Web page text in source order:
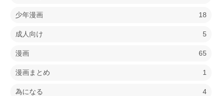
少年漫画 18
成人向け 5
漫画 65
漫画まとめ 1
為になる 4